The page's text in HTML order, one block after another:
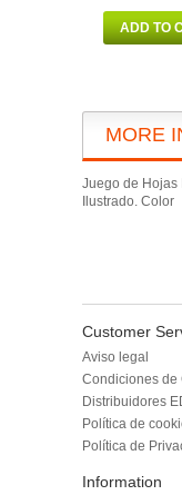
ADD TO
MORE
Juego de Hojas
Ilustrado. Color
Customer
Aviso legal
Condiciones de
Distribuidores
Política de
Política de
Information